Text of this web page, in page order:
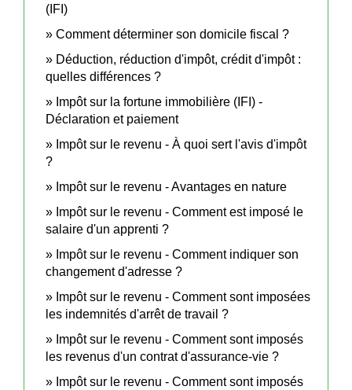
(IFI)
Comment déterminer son domicile fiscal ?
Déduction, réduction d'impôt, crédit d'impôt :
quelles différences ?
Impôt sur la fortune immobilière (IFI) -
Déclaration et paiement
Impôt sur le revenu - À quoi sert l'avis d'impôt
?
Impôt sur le revenu - Avantages en nature
Impôt sur le revenu - Comment est imposé le
salaire d'un apprenti ?
Impôt sur le revenu - Comment indiquer son
changement d'adresse ?
Impôt sur le revenu - Comment sont imposées
les indemnités d'arrêt de travail ?
Impôt sur le revenu - Comment sont imposés
les revenus d'un contrat d'assurance-vie ?
Impôt sur le revenu - Comment sont imposés